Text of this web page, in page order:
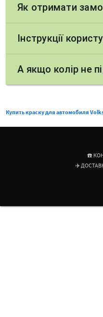
Як отримати
Інструкції
А якщо колір не
Купить краску для автомобиля
☎️
✈️